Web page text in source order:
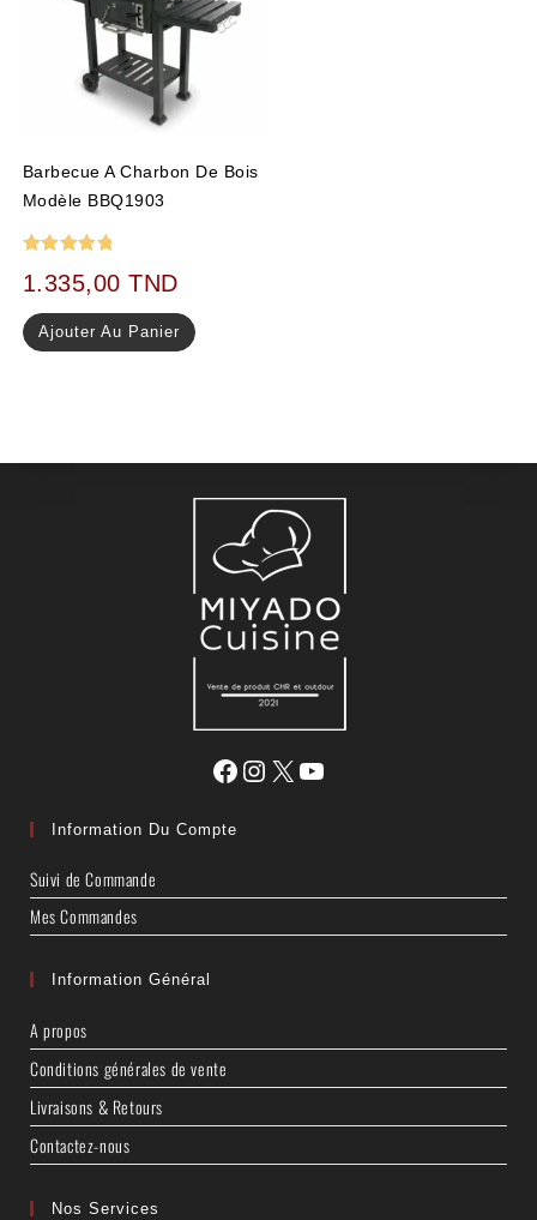
Barbecue A Charbon De Bois
Modèle BBQ1903
sur 5
1.335,00TND
Ajouter Au Panier
Information Du Compte
Suivi de Commande
Mes Commandes
Information Général
A propos
Conditions générales de vente
Livraisons & Retours
Contactez-nous
Nos Services